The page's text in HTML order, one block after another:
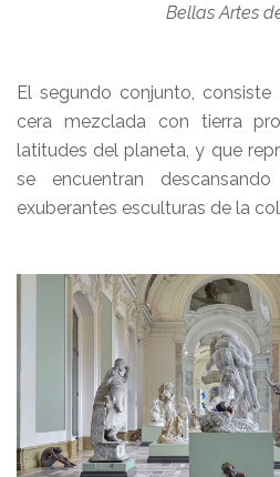
Bellas Artes
El segundo conjunto,
cera mezclada con tierra
latitudes del planeta, y que
se encuentran
exuberantes esculturas de la